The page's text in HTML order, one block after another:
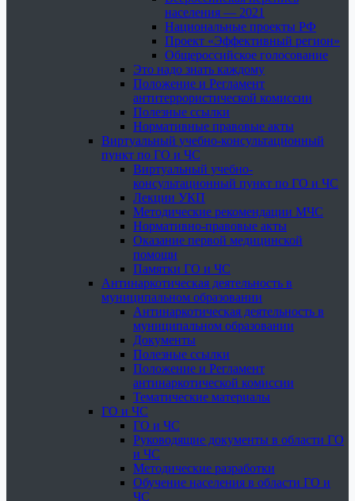
населения — 2021
Национальные проекты РФ
Проект «Эффективный регион»
Общероссийское голосование
Это надо знать каждому
Положение и Регламент
антитеррористической комиссии
Полезные ссылки
Нормативные правовые акты
Виртуальный учебно-консультационный
пункт по ГО и ЧС
Виртуальный учебно-
консультационный пункт по ГО и ЧС
Лекции УКП
Методические рекомендации МЧС
Нормативно-правовые акты
Оказание первой медицинской
помощи
Памятки ГО и ЧС
Антинаркотическая деятельность в
муниципальном образовании
Антинаркотическая деятельность в
муниципальном образовании
Документы
Полезные ссылки
Положение и Регламент
антинаркотической комиссии
Тематические материалы
ГО и ЧС
ГО и ЧС
Руководящие документы в области ГО
и ЧС
Методические разработки
Обучение населения в области ГО и
ЧС